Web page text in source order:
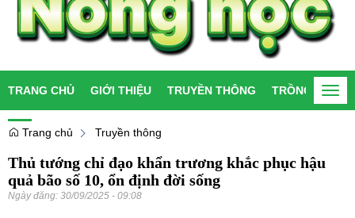
TRANG CHỦ GIỚI THIỆU TRUYỀN THÔNG TRỒNG TRỌT
Trang chủ Truyền thông
Thủ tướng chỉ đạo khẩn trương khắc phục hậu
quả bão số 10, ổn định đời sống
Ngày đăng: 30/09/2025 - 09:08